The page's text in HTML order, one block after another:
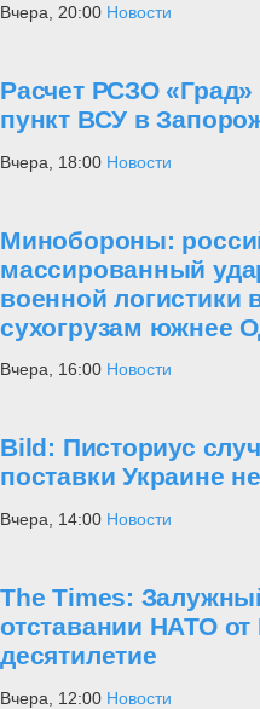
Вчера, 20:00 Новости
Расчет РСЗО
пункт ВСУ в
Вчера, 18:00 Новости
Минобороны:
массированный
военной логистики
сухогрузам южнее
Вчера, 16:00 Новости
Bild: Писториус
поставки Украине
Вчера, 14:00 Новости
The Times:
отставании НАТО от
десятилетие
Вчера, 12:00 Новости